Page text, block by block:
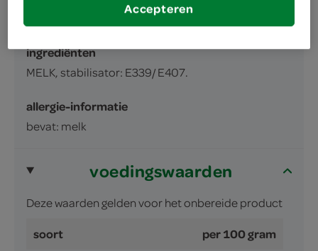
ingrediënten
ingrediënten
MELK, stabilisator: E339/ E407.
allergie-informatie
bevat: melk
voedingswaarden
Deze waarden gelden voor het onbereide product
soort per 100 gram
Accepteren